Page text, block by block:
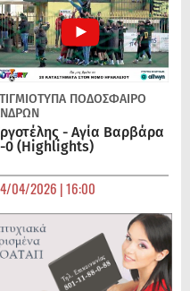
ΠΟΔΌΣΦΑΙΡΟ
- Αγία Βαρβάρα
0 (Highlights)
04/2026 | 16:00